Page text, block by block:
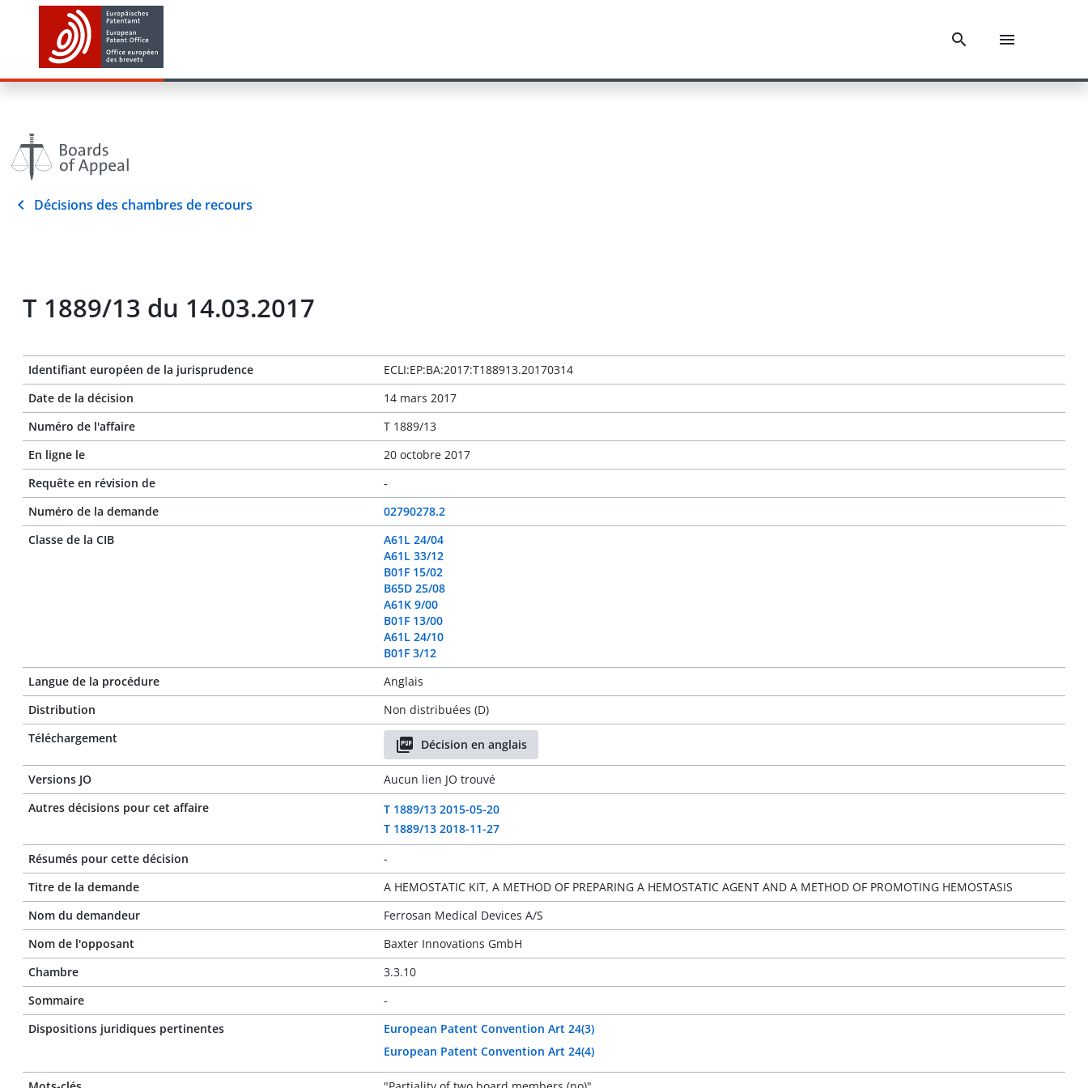
Décisions des chambres de recours
T 1889/13 du 14.03.2017
Identifiant européen de la jurisprudence
ECLI:EP:BA:2017:T188913.20170314
Date de la décision
14 mars 2017
Numéro de l'affaire
T 1889/13
En ligne le
20 octobre 2017
Requête en révision de
-
Numéro de la demande
02790278.2
Classe de la CIB
A61L 24/04
A61L 33/12
B01F 15/02
B65D 25/08
A61K 9/00
B01F 13/00
A61L 24/10
B01F 3/12
Langue de la procédure
Anglais
Distribution
Non distribuées (D)
Téléchargement
Décision en anglais
Versions JO
Aucun lien JO trouvé
Autres décisions pour cet affaire
T 1889/13 2015-05-20
T 1889/13 2018-11-27
Résumés pour cette décision
-
Titre de la demande
A HEMOSTATIC KIT, A METHOD OF PREPARING A HEMOSTATIC AGENT AND A METHOD OF PROMOTING HEMOSTASIS
Nom du demandeur
Ferrosan Medical Devices A/S
Nom de l'opposant
Baxter Innovations GmbH
Chambre
3.3.10
Sommaire
-
Dispositions juridiques pertinentes
European Patent Convention Art 24(3)
European Patent Convention Art 24(4)